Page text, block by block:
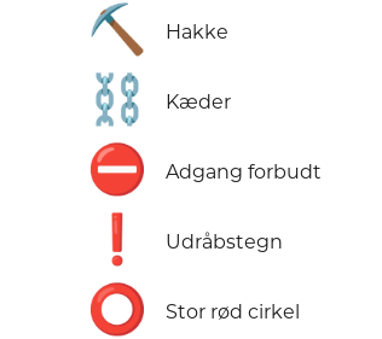
⛏️ Hakke
⛓️ Kæder
⛔ Adgang forbudt
❗ Udråbstegn
⭕ Stor rød cirkel